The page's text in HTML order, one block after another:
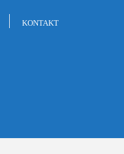
KONTAKT